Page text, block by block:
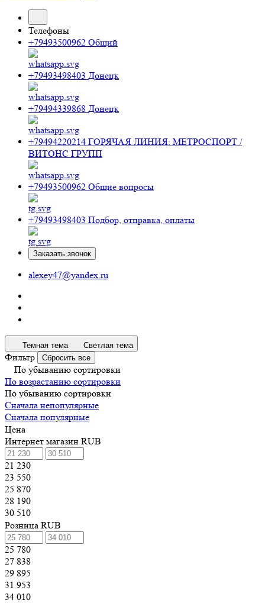
Телефоны
+79493500962 Общий
+79493498403 Донецк
+79494339868 Донецк
+79494220214 ГОРЯЧАЯ ЛИНИЯ: МЕТРОСПОРТ /
ВИТОНС ГРУПП
+79493500962 Общие вопросы
+79493498403 Подбор, отправка, оплаты
Заказать звонок
alexey47@yandex.ru
Темная тема Светлая тема
Фильтр Сбросить все
По убыванию сортировки
По возрастанию сортировки
По убыванию сортировки
Сначала непопулярные
Сначала популярные
Цена
Интернет магазин RUB
21 230
23 550
25 870
28 190
30 510
Розница RUB
25 780
27 838
29 895
31 953
34 010